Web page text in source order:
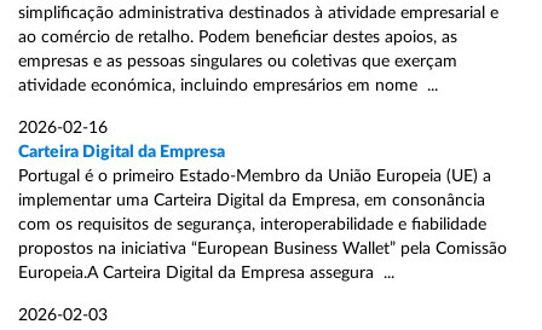
simplificação administrativa destinados à atividade empresarial e
ao comércio de retalho. Podem beneficiar destes apoios, as
empresas e as pessoas singulares ou coletivas que exerçam
atividade económica, incluindo empresários em nome ...
2026-02-16
Carteira Digital da Empresa
Portugal é o primeiro Estado-Membro da União Europeia (UE) a
implementar uma Carteira Digital da Empresa, em consonância
com os requisitos de segurança, interoperabilidade e fiabilidade
propostos na iniciativa “European Business Wallet” pela Comissão
Europeia.A Carteira Digital da Empresa assegura ...
2026-02-03